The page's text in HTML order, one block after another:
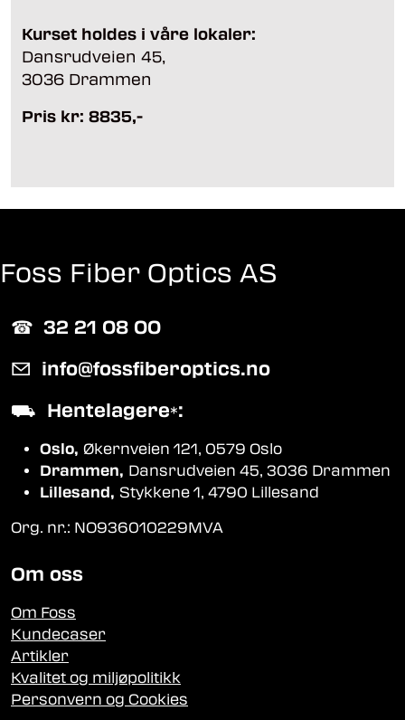
Kurset holdes i våre lokaler:
Dansrudveien 45,
3036 Drammen
Pris kr: 8835,-
Foss Fiber Optics AS
☎︎ 32 21 08 00
✉ info@fossfiberoptics.no
⛟ Hentelagere*:
Oslo, Økernveien 121, 0579 Oslo
Drammen, Dansrudveien 45, 3036 Drammen
Lillesand, Stykkene 1, 4790 Lillesand
Org. nr.: NO936010229MVA
Om oss
Om Foss
Kundecaser
Artikler
Kvalitet og miljøpolitikk
Personvern og Cookies